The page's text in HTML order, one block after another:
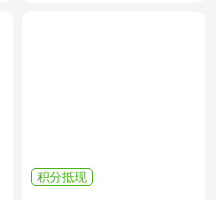
积分抵现